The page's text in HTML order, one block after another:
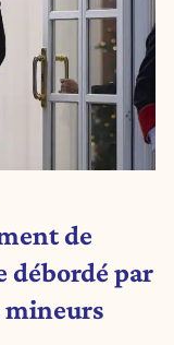
de
débordé par
mineurs